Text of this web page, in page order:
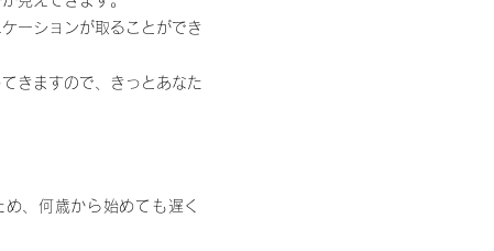
ーションが取ることができ
きますので、きっとあなた
、何歳から始めても遅く